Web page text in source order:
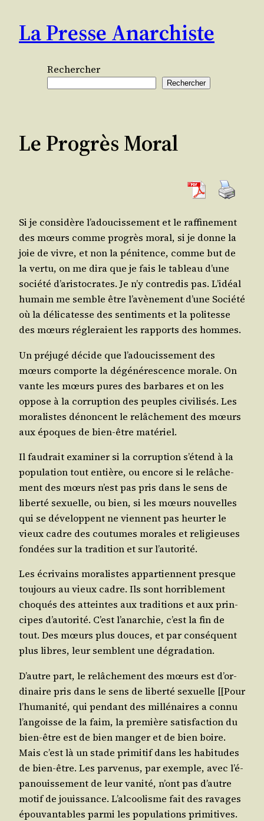
contenu
La Presse Anarchiste
Rechercher
Rechercher
Le Progrès Moral
Si je consi­dère l’a­dou­cis­se­ment et le raf­fi­ne­ment
des mœurs comme pro­grès moral, si je donne la
joie de vivre, et non la péni­tence, comme but de
la ver­tu, on me dira que je fais le tableau d’une
socié­té d’a­ris­to­crates. Je n’y contre­dis pas. L’i­déal
humain me semble être l’a­vè­ne­ment d’une Socié­té
où la déli­ca­tesse des sen­ti­ments et la poli­tesse
des mœurs régle­raient les rap­ports des hommes.
Un pré­ju­gé décide que l’a­dou­cis­se­ment des
mœurs com­porte la dégé­né­res­cence morale. On
vante les mœurs pures des bar­bares et on les
oppose à la cor­rup­tion des peuples civi­li­sés. Les
mora­listes dénoncent le relâ­che­ment des mœurs
aux époques de bien-être matériel.
Il fau­drait exa­mi­ner si la cor­rup­tion s’é­tend à la
popu­la­tion tout entière, ou encore si le relâ­che­
ment des mœurs n’est pas pris dans le sens de
liber­té sexuelle, ou bien, si les mœurs nou­velles
qui se déve­loppent ne viennent pas heur­ter le
vieux cadre des cou­tumes morales et reli­gieuses
fon­dées sur la tra­di­tion et sur l’autorité.
Les écri­vains mora­listes appar­tiennent presque
tou­jours au vieux cadre. Ils sont hor­ri­ble­ment
cho­qués des atteintes aux tra­di­tions et aux prin­
cipes d’au­to­ri­té. C’est l’a­nar­chie, c’est la fin de
tout. Des mœurs plus douces, et par consé­quent
plus libres, leur semblent une dégradation.
D’autre part, le relâ­che­ment des mœurs est d’or­
di­naire pris dans le sens de liber­té sexuelle [[Pour
l’hu­ma­ni­té, qui pen­dant des mil­lé­naires a connu
l’an­goisse de la faim, la pre­mière satis­fac­tion du
bien-être est de bien man­ger et de bien boire.
Mais c’est là un stade pri­mi­tif dans les habi­tudes
de bien-être. Les par­ve­nus, par exemple, avec l’é­
pa­nouis­se­ment de leur vani­té, n’ont pas d’autre
motif de jouis­sance. L’al­coo­lisme fait des ravages
épou­van­tables par­mi les popu­la­tions pri­mi­tives.